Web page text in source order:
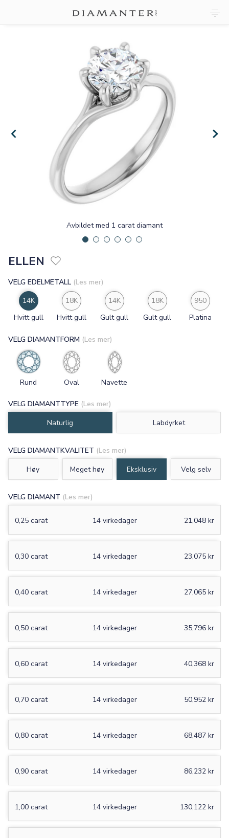
×
×
Avbildet med 1 carat diamant
ELLEN
VELG DIAMANTTYPE (Les mer)
Naturlig
Labdyrket
VELG DIAMANTKVALITET (Les mer)
Høy
Meget høy Eksklusiv Velg selv
VELG DIAMANT (Les mer)
0,25 carat 21,048 kr
14 virkedager
0,30 carat 23,075 kr
14 virkedager
0,40 carat 27,065 kr
14 virkedager
0,50 carat 35,796 kr
14 virkedager
0,60 carat 40,368 kr
14 virkedager
0,70 carat 50,952 kr
14 virkedager
0,80 carat 68,487 kr
14 virkedager
0,90 carat 86,232 kr
14 virkedager
1,00 carat 130,122 kr
14 virkedager
VELG EDELMETALL (Les mer)
14K
Hvitt gull
18K
Hvitt gull
14K
Gult gull
18K
Gult gull
950
Platina
VELG DIAMANTFORM (Les mer)
Rund Oval Navette